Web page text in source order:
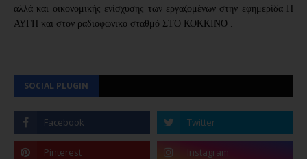
αλλά και οικονομικής ενίσχυσης των εργαζομένων στην εφημερίδα Η
ΑΥΓΗ και στον ραδιοφωνικό σταθμό ΣΤΟ ΚΟΚΚΙΝΟ .
SOCIAL PLUGIN